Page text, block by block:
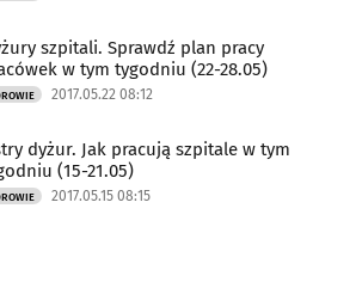
szpitali. Sprawdź plan pracy
w tym tygodniu (22-28.05)
2017.05.22 08:12
dyżur. Jak pracują szpitale w tym
(15-21.05)
2017.05.15 08:15